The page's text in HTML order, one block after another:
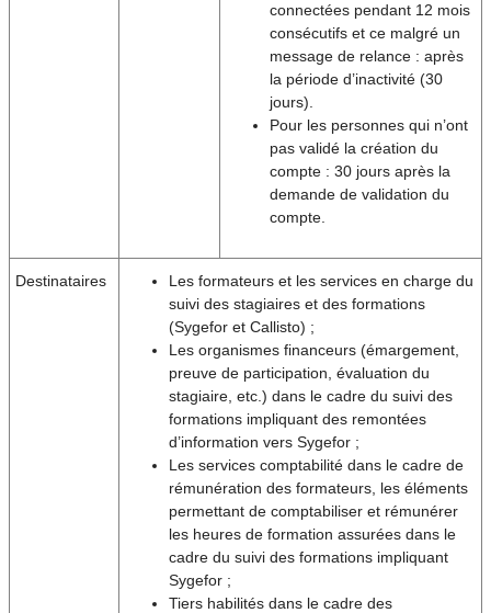
connectées pendant 12 mois
consécutifs et ce malgré un
message de relance : après
la période d’inactivité (30
jours).
Pour les personnes qui n’ont
pas validé la création du
compte : 30 jours après la
demande de validation du
compte.
Destinataires
Les formateurs et les services en charge du
suivi des stagiaires et des formations
(Sygefor et Callisto) ;
Les organismes financeurs (émargement,
preuve de participation, évaluation du
stagiaire, etc.) dans le cadre du suivi des
formations impliquant des remontées
d’information vers Sygefor ;
Les services comptabilité dans le cadre de
rémunération des formateurs, les éléments
permettant de comptabiliser et rémunérer
les heures de formation assurées dans le
cadre du suivi des formations impliquant
Sygefor ;
Tiers habilités dans le cadre des